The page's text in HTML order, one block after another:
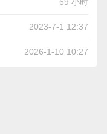
2023-7-1 12:37
2026-1-10 10:27